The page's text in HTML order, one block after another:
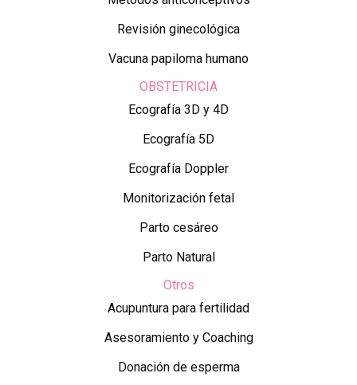
Revisión ginecológica
Vacuna papiloma humano
OBSTETRICIA
Ecografía 3D y 4D
Ecografía 5D
Ecografía Doppler
Monitorización fetal
Parto cesáreo
Parto Natural
Otros
Acupuntura para fertilidad
Asesoramiento y Coaching
Donación de esperma